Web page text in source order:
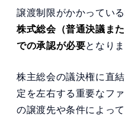
譲渡制限がかかっている
株式総会（普通決議ま
での承認が必要となりま
株主総会の議決権に直
定を左右する重要なフ
の譲渡先や条件によっ